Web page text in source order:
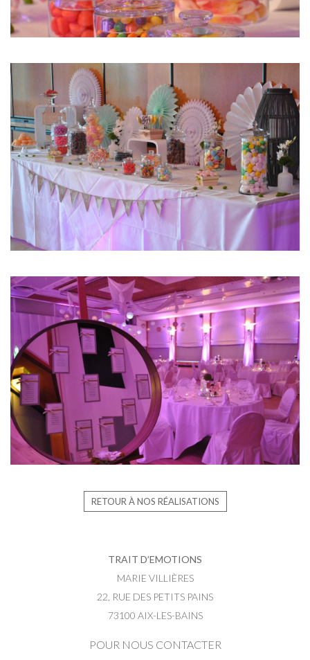
RETOUR À NOS RÉALISATIONS
TRAIT D’EMOTIONS
MARIE VILLIÈRES
22, RUE DES PETITS PAINS
73100 AIX-LES-BAINS
POUR NOUS CONTACTER